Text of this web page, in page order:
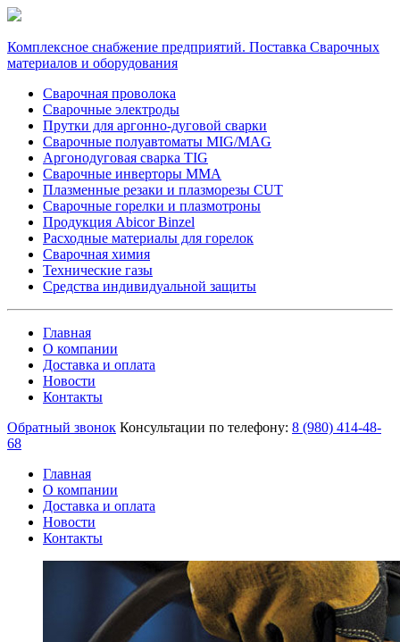
Комплексное снабжение предприятий. Поставка Сварочных
материалов и оборудования
Сварочная проволока
Сварочные электроды
Прутки для аргонно-дуговой сварки
Сварочные полуавтоматы MIG/MAG
Аргонодуговая сварка TIG
Сварочные инверторы MMA
Плазменные резаки и плазморезы CUT
Сварочные горелки и плазмотроны
Продукция Abicor Binzel
Расходные материалы для горелок
Сварочная химия
Технические газы
Средства индивидуальной защиты
Главная
О компании
Доставка и оплата
Новости
Контакты
Обратный звонок Консультации по телефону: 8 (980) 414-48-
68
Главная
О компании
Доставка и оплата
Новости
Контакты